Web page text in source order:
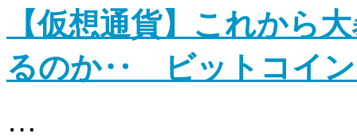
【仮想通貨】これから
るのか‥ ビットコイ
…